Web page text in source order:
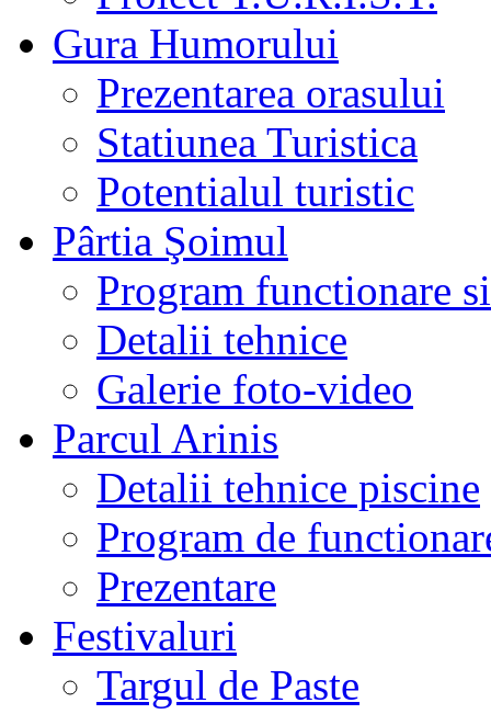
Gura Humorului
Prezentarea orasului
Statiunea Turistica
Potentialul turistic
Pârtia Şoimul
Program functionare
Detalii tehnice
Galerie foto-video
Parcul Arinis
Detalii tehnice piscine
Program de
Prezentare
Festivaluri
Targul de Paste